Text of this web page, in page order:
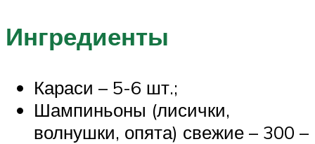
Ингредиенты
Караси – 5-6 шт.;
Шампиньоны (лисички,
волнушки, опята) свежие – 300 –